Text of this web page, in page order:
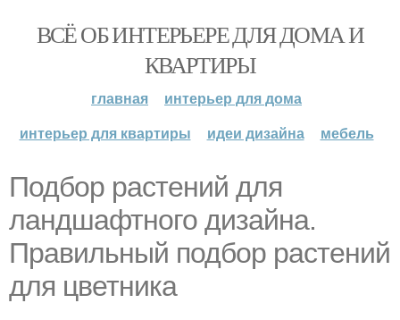
ВСЁ ОБ ИНТЕРЬЕРЕ ДЛЯ ДОМА И
КВАРТИРЫ
главная
интерьер для дома
интерьер для квартиры
идеи дизайна мебель
Подбор растений для
ландшафтного дизайна.
Правильный подбор растений
для цветника